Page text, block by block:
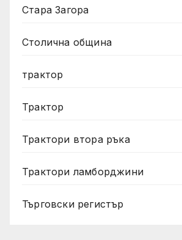
Стара Загора
Столична община
трактор
Трактор
Трактори втора ръка
Трактори ламборджини
Търговски регистър